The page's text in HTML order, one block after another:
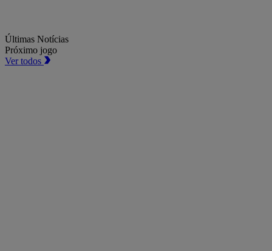
Últimas Notícias
Próximo jogo
Ver todos